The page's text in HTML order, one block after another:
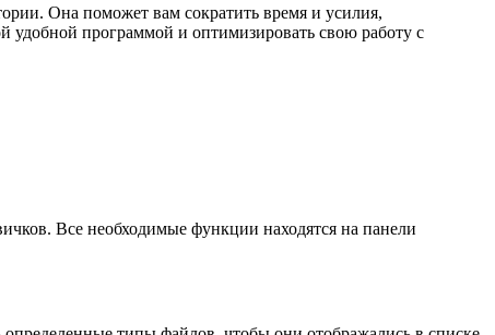
Она поможет вам сократить время и усилия,
удобной программой и оптимизировать свою работу с
Все необходимые функции находятся на панели